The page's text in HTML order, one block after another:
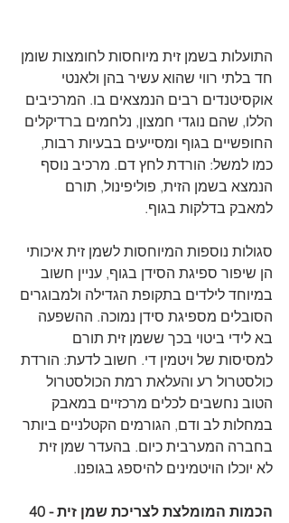
התועלות בשמן זית מיוחסות לחומצות שומן
חד בלתי רווי שהוא עשיר בהן ולאנטי
אוקסיטנדים רבים הנמצאים בו. המרכיבים
הללו, שהם נוגדי חמצון, נלחמים ברדיקלים
החופשיים בגוף ומסייעים בבעיות רבות,
כמו למשל: הורדת לחץ דם. מרכיב נוסף
הנמצא בשמן הזית, פוליפינול, תורם
למאבק בדלקות בגוף.
סגולות נוספות המיוחסות לשמן זית איכותי
הן שיפור ספיגת הסידן בגוף, עניין חשוב
במיוחד לילדים בתקופת הגדילה ולמבוגרים
הסובלים מספיגת סידן נמוכה. ההשפעה
בא לידי ביטוי בכך ששמן זית תורם
למסיסות של ויטמין די. חשוב לדעת: הורדת
כולסטרול רע והעלאת רמת הכולסטרול
הטוב נחשבים לכלים מרכזיים במאבק
במחלות לב ודם, הגורמים הקטלניים ביותר
בחברה המערבית כיום. בהעדר שמן זית
לא יוכלו הויטמינים להיספג בגופנו.